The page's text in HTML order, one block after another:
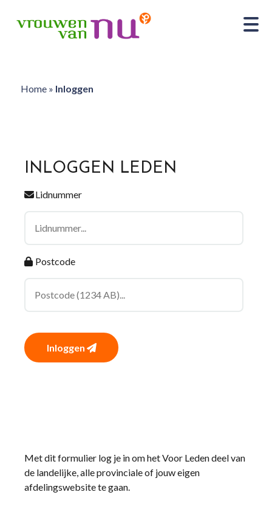
Home» Inloggen
INLOGGEN LEDEN
Lidnummer
Postcode
Inloggen
Met dit formulier log je in om het Voor Leden deel van
de landelijke, alle provinciale of jouw eigen
afdelingswebsite te gaan.